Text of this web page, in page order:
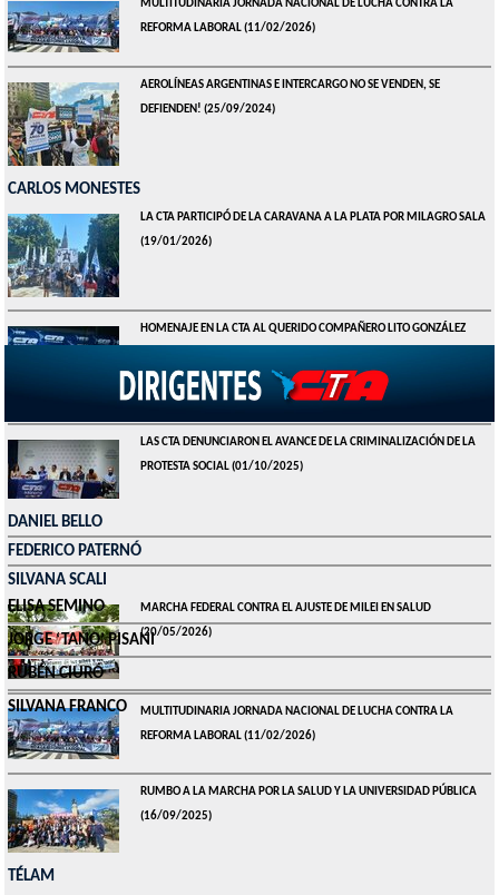
MULTITUDINARIA JORNADA NACIONAL DE LUCHA CONTRA LA
REFORMA LABORAL(11/02/2026)
AEROLÍNEAS ARGENTINAS E INTERCARGO NO SE VENDEN, SE
DEFIENDEN! (25/09/2024)
CARLOS MONESTES
LA CTA PARTICIPÓ DE LA CARAVANA A LA PLATA POR MILAGRO SALA
(19/01/2026)
HOMENAJE EN LA CTA AL QUERIDO COMPAÑERO LITO GONZÁLEZ
LAS CTA DENUNCIARON EL AVANCE DE LA CRIMINALIZACIÓN DE LA
PROTESTA SOCIAL(01/10/2025)
DANIEL BELLO
FEDERICO PATERNÓ
SILVANA SCALI
MARCHA FEDERAL CONTRA EL AJUSTE DE MILEI EN SALUD
(20/05/2026)
MULTITUDINARIA JORNADA NACIONAL DE LUCHA CONTRA LA
REFORMA LABORAL(11/02/2026)
RUMBO A LA MARCHA POR LA SALUD Y LA UNIVERSIDAD PÚBLICA
(16/09/2025)
TÉLAM
ELISA SEMINO
JORGE ‘TANO’ PISANI
RUBÉN CIURÓ
SILVANA FRANCO